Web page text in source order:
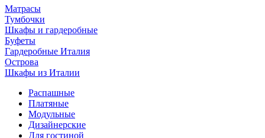
Матрасы
Тумбочки
Шкафы и гардеробные
Буфеты
Гардеробные Италия
Острова
Шкафы из Италии
Распашные
Платяные
Модульные
Дизайнерские
Для гостиной